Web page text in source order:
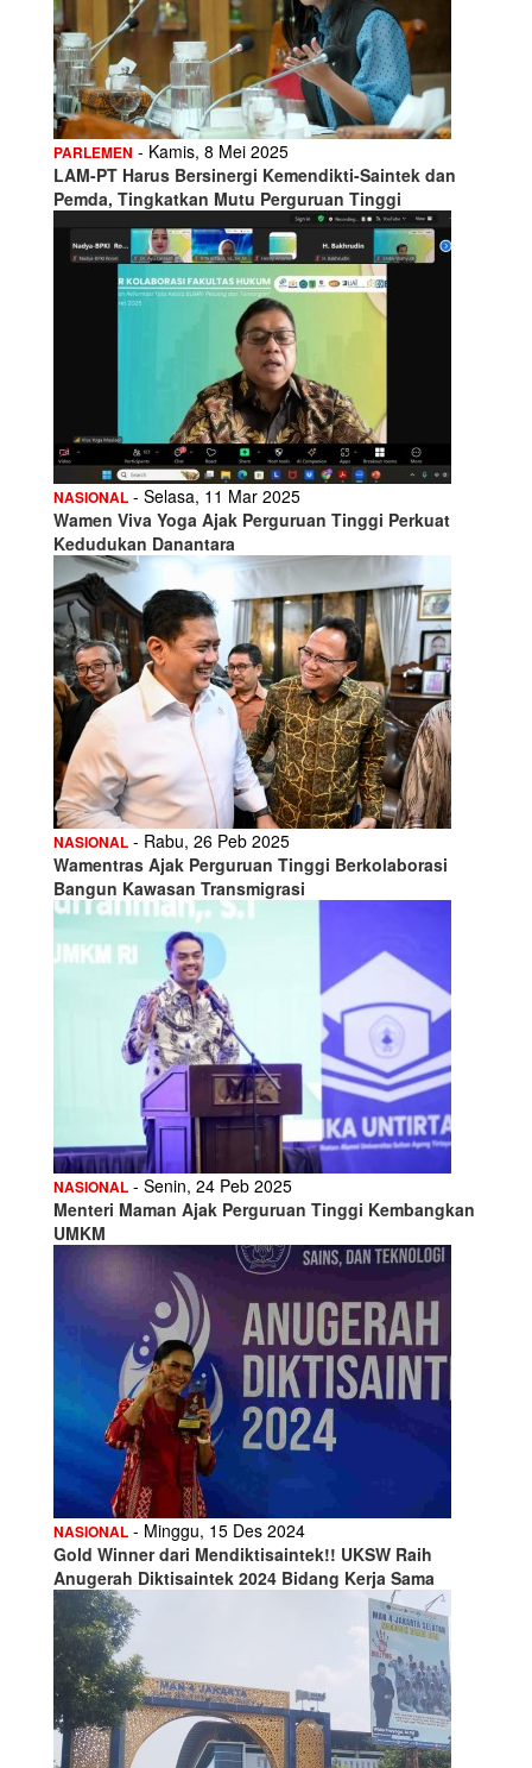
PARLEMEN - Kamis, 8 Mei 2025
LAM-PT Harus Bersinergi Kemendikti-Saintek dan
Pemda, Tingkatkan Mutu Perguruan Tinggi
NASIONAL - Selasa, 11 Mar 2025
Wamen Viva Yoga Ajak Perguruan Tinggi Perkuat
Kedudukan Danantara
NASIONAL - Rabu, 26 Peb 2025
Wamentras Ajak Perguruan Tinggi Berkolaborasi
Bangun Kawasan Transmigrasi
NASIONAL - Senin, 24 Peb 2025
Menteri Maman Ajak Perguruan Tinggi Kembangkan
UMKM
NASIONAL - Minggu, 15 Des 2024
Gold Winner dari Mendiktisaintek!! UKSW Raih
Anugerah Diktisaintek 2024 Bidang Kerja Sama